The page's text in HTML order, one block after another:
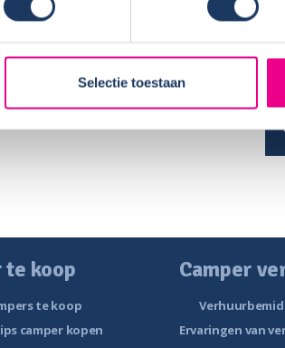
Selectie toestaan
te koop
te koop
camper kopen
Camper
Ervaringen van